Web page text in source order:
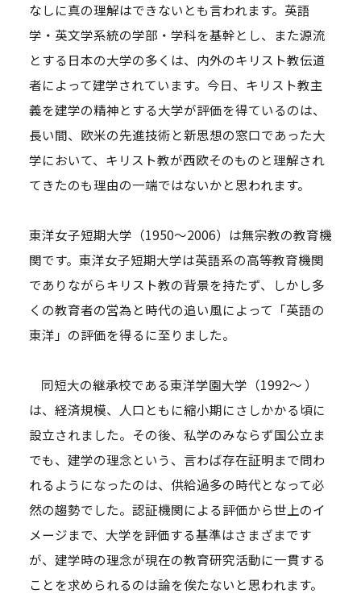
なしに真の理解はできないとも言われます。英語
学・英文学系統の学部・学科を基幹とし、また源流
とする日本の大学の多くは、内外のキリスト教伝道
者によって建学されています。今日、キリスト教主
義を建学の精神とする大学が評価を得ているのは、
長い間、欧米の先進技術と新思想の窓口であった大
学において、キリスト教が西欧そのものと理解され
てきたのも理由の一端ではないかと思われます。
東洋女子短期大学（1950～2006）は無宗教の教育機
関です。東洋女子短期大学は英語系の高等教育機関
でありながらキリスト教の背景を持たず、しかし多
くの教育者の営為と時代の追い風によって「英語の
東洋」の評価を得るに至りました。
同短大の継承校である東洋学園大学（1992～ ）
は、経済規模、人口ともに縮小期にさしかかる頃に
設立されました。その後、私学のみならず国公立ま
でも、建学の理念という、言わば存在証明まで問わ
れるようになったのは、供給過多の時代となって必
然の趨勢でした。認証機関による評価から世上のイ
メージまで、大学を評価する基準はさまざまです
が、建学時の理念が現在の教育研究活動に一貫する
ことを求められるのは論を俟たないと思われます。